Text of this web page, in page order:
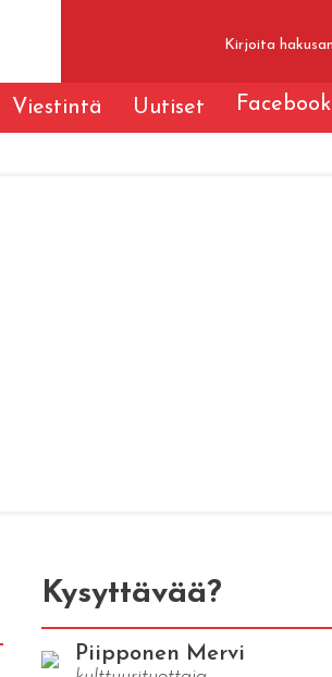
Viestintä Uutiset Facebook
Kysyttävää?
Piipponen Mervi